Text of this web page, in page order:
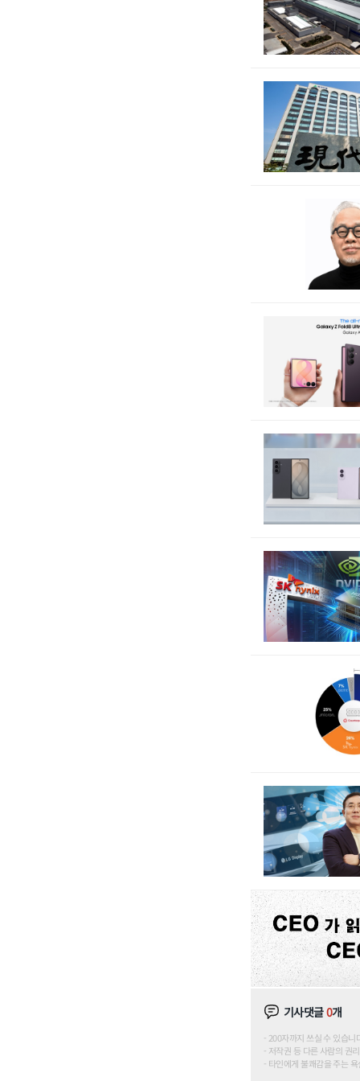
기사댓글0개
200자까지 쓰실 수 있습
저작권 등 다른 사람의 권
타인에게 불쾌감을 주는